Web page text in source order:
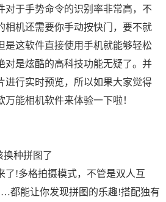
对于手势命令的识别率非常高，不
相机还需要你手动按快门，要不就
是这软件直接使用手机就能够轻松
对是炫酷的高科技功能无疑了。并
进行实时预览，所以如果大家觉得
能相机软件来体验一下啦！
换种拼图了
了!多格拍摄模式，不管是双人互
都能让你发现拼图的乐趣!搭配独有